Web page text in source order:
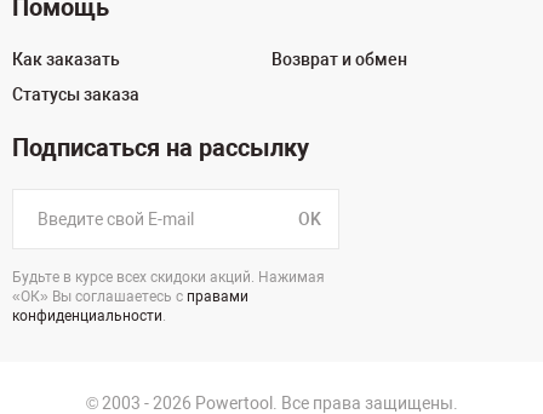
Помощь
Как заказать
Статусы заказа
Возврат и обмен
Подписаться на рассылку
OK
Будьте в курсе всех скидоки акций. Нажимая
«ОК» Вы соглашаетесь с правами
конфиденциальности.
© 2003 - 2026 Powertool. Все права защищены.